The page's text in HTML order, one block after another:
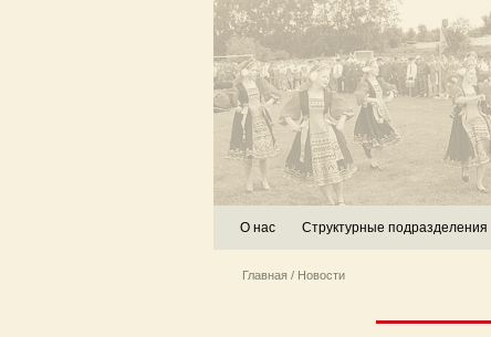
О нас Структурные подразделения
Главная / Новости